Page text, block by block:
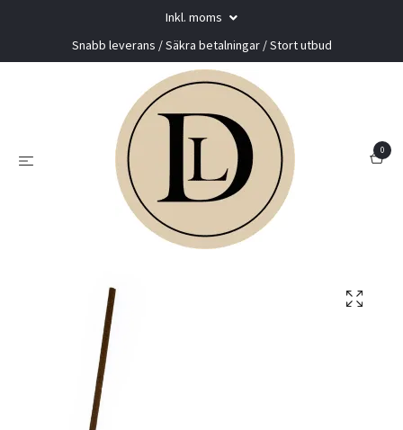
Inkl. moms
Snabb leverans / Säkra betalningar / Stort utbud
0